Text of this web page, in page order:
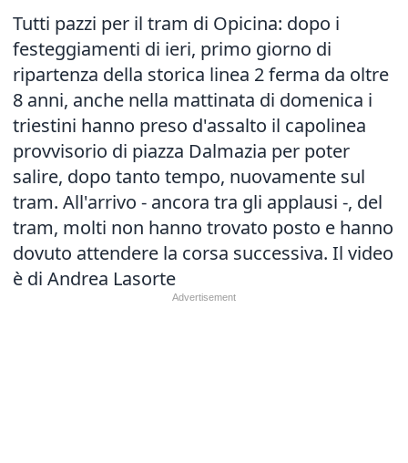
Tutti pazzi per il tram di Opicina: dopo i
festeggiamenti di ieri, primo giorno di
ripartenza della storica linea 2 ferma da oltre
8 anni, anche nella mattinata di domenica i
triestini hanno preso d'assalto il capolinea
provvisorio di piazza Dalmazia per poter
salire, dopo tanto tempo, nuovamente sul
tram. All'arrivo - ancora tra gli applausi -, del
tram, molti non hanno trovato posto e hanno
dovuto attendere la corsa successiva. Il video
è di Andrea Lasorte